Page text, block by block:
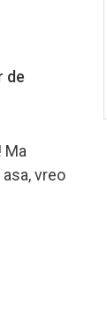
de
Ma
vreo